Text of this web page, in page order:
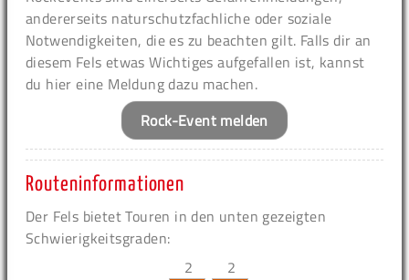
andererseits naturschutzfachliche oder soziale
Notwendigkeiten, die es zu beachten gilt. Falls dir an
diesem Fels etwas Wichtiges aufgefallen ist, kannst
du hier eine Meldung dazu machen.
Rock-Event melden
Routeninformationen
Der Fels bietet Touren in den unten gezeigten
Schwierigkeitsgraden:
2 2